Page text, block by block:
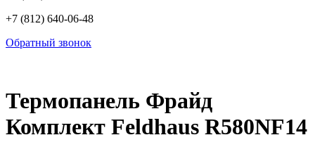
+7 (812) 640-06-48
Обратный звонок
Термопанель Фрайд
Комплект Feldhaus R580NF14